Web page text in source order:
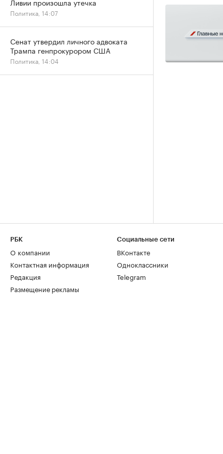
Политика, 14:07
Сенат утвердил личного адвоката
Трампа генпрокурором США
Политика, 14:04
РБК
О компании
Контактная информация
Редакция
Размещение рекламы
Социальные сети
ВКонтакте
Одноклассники
Telegram